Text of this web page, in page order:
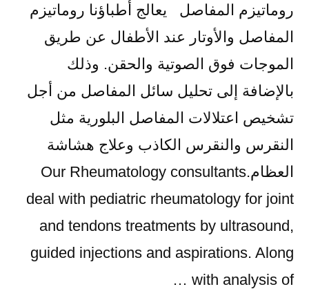
روماتيزم المفاصل يعالج أطباؤنا روماتيزم
المفاصل والأوتار عند الأطفال عن طريق
الموجات فوق الصوتية والحقن. وذلك
بالإضافة إلى تحليل سائل المفاصل من أجل
تشخيص اعتلالات المفاصل البلورية مثل
النقرس والنقرس الكاذب وعلاج هشاشة
العظام.Our Rheumatology consultants
deal with pediatric rheumatology for joint
and tendons treatments by ultrasound,
guided injections and aspirations. Along
with analysis of …